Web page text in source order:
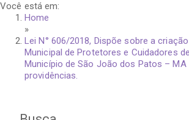
Você está em:
Home
»
Lei N° 606/2018, Dispõe sobre a
Municipal de Protetores e Cuidadores
Município de São João dos Patos – MA
providências.